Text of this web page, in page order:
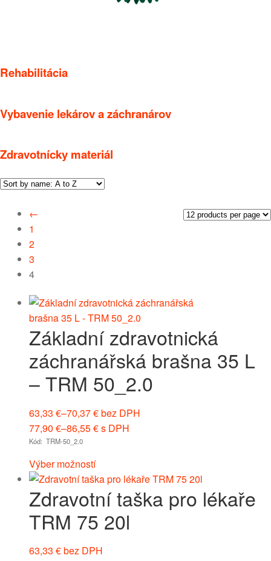
Rehabilitácia
Vybavenie lekárov a záchranárov
Zdravotnícky materiál
←
1
2
3
4
Základní zdravotnická
záchranářská brašna 35 L
– TRM 50_2.0
63,33 €–70,37€bez DPH
77,90 €–86,55€s DPH
Kód: TRM-50_2.0
Výber možností
Zdravotní taška pro lékaře
TRM 75 20l
63,33 €bez DPH